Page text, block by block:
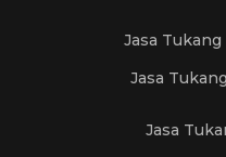
Jasa
Jasa
Jasa